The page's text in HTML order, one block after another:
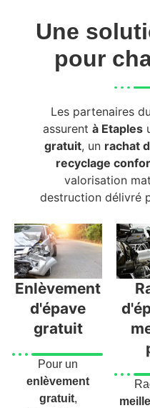
Une
pour
Les partenaires
assurentà Etaples
gratuit, un rachat
recyclage
valorisation
destruction délivré
Enlèvement
d'épave
gratuit
Pour un
enlèvement
gratuit,